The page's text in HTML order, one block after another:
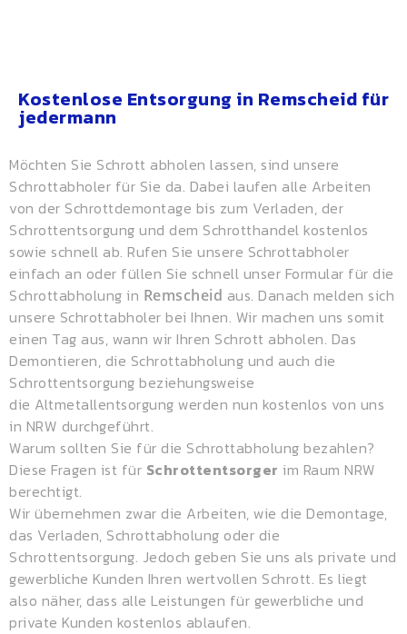
Kostenlose Entsorgung in Remscheid für
jedermann
Möchten Sie Schrott abholen lassen, sind unsere
Schrottabholer für Sie da. Dabei laufen alle Arbeiten
von der Schrottdemontage bis zum Verladen, der
Schrottentsorgung und dem Schrotthandel kostenlos
sowie schnell ab. Rufen Sie unsere Schrottabholer
einfach an oder füllen Sie schnell unser Formular für die
Schrottabholung in Remscheid aus. Danach melden sich
unsere Schrottabholer bei Ihnen. Wir machen uns somit
einen Tag aus, wann wir Ihren Schrott abholen. Das
Demontieren, die Schrottabholung und auch die
Schrottentsorgung beziehungsweise
die Altmetallentsorgung werden nun kostenlos von uns
in NRW durchgeführt.
Warum sollten Sie für die Schrottabholung bezahlen?
Diese Fragen ist für Schrottentsorger im Raum NRW
berechtigt.
Wir übernehmen zwar die Arbeiten, wie die Demontage,
das Verladen, Schrottabholung oder die
Schrottentsorgung. Jedoch geben Sie uns als private und
gewerbliche Kunden Ihren wertvollen Schrott. Es liegt
also näher, dass alle Leistungen für gewerbliche und
private Kunden kostenlos ablaufen.